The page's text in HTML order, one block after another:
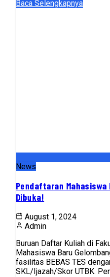
Baca Selengkapnya
News
Pendaftaran Mahasiswa
Dibuka!
August 1, 2024
Admin
Buruan Daftar Kuliah di
Mahasiswa Baru
fasilitas BEBAS TES
SKL/Ijazah/Skor UTBK.